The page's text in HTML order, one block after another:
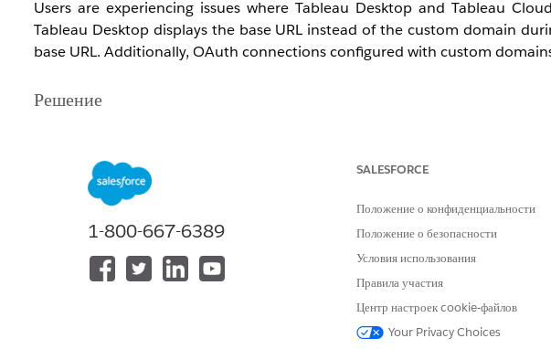
Users are experiencing issues where Tableau Desktop and Tableau
Tableau Desktop displays the base URL instead of the custom domain
base URL. Additionally, OAuth connections configured with custom
Решение
2. Configure OAuth redirect URLs to use the custom domain to prevent
Дополнительные ресурсы
Use a Custom Domain with Tableau Cloud
1-800-667-6389
SALESFORCE
Положение о конфиденциальности
Положение о безопасности
Условия использования
Правила участия
Центр настроек cookie-файлов
Your Privacy Choices